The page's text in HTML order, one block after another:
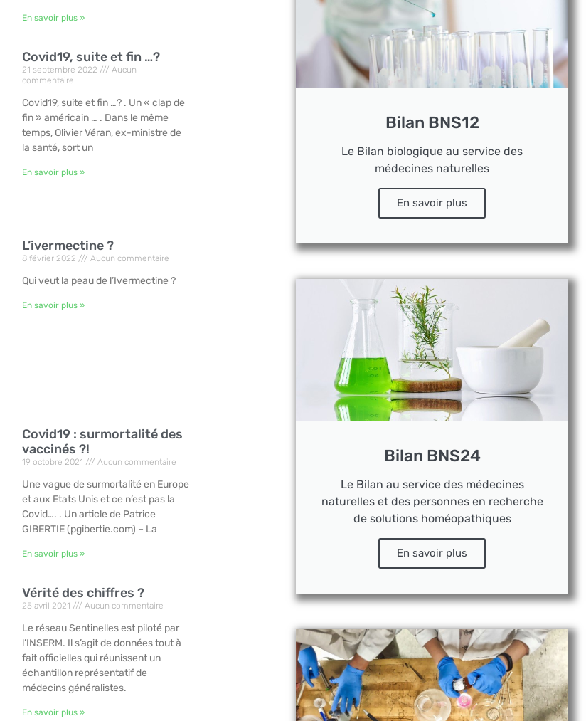
En savoir plus »
Covid19, suite et fin …?
21 septembre 2022
Aucun
commentaire
Covid19, suite et fin …? . Un « clap de
fin » américain … . Dans le même
temps, Olivier Véran, ex-ministre de
la santé, sort un
En savoir plus »
L’ivermectine ?
8 février 2022 Aucun commentaire
Qui veut la peau de l’Ivermectine ?
En savoir plus »
Covid19 : surmortalité des
vaccinés ?!
19 octobre 2021 Aucun commentaire
Une vague de surmortalité en Europe
et aux Etats Unis et ce n’est pas la
Covid…. . Un article de Patrice
GIBERTIE (pgibertie.com) – La
En savoir plus »
Vérité des chiffres ?
25 avril 2021 Aucun commentaire
Le réseau Sentinelles est piloté par
l’INSERM. Il s’agit de données tout à
fait officielles qui réunissent un
échantillon représentatif de
médecins généralistes.
En savoir plus »
Bilan BNS12
Le Bilan biologique au service des
médecines naturelles
En savoir plus
Bilan BNS24
Le Bilan au service des médecines
naturelles et des personnes en recherche
de solutions homéopathiques
En savoir plus